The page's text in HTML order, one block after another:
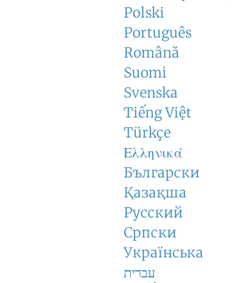
Polski
Português
Română
Suomi
Svenska
Tiếng Việt
Türkçe
Ελληνικά
Български
Қазақша
Русский
Српски
Українська
עברית